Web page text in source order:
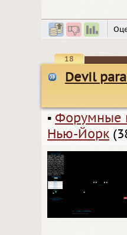
18
Devil
▪ Форумные
Нью-Йорк